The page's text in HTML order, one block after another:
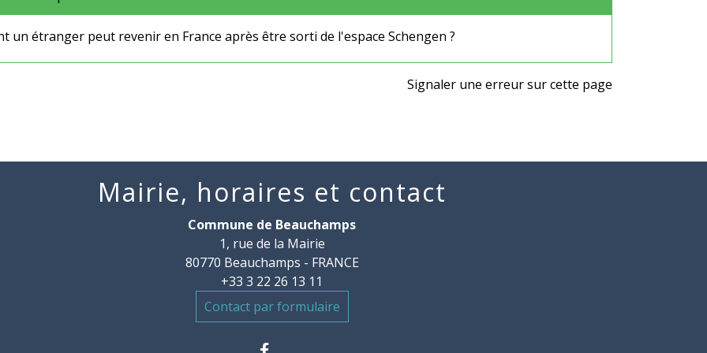
un étranger peut revenir en France après être sorti de l'espace Schengen ?
Signaler une erreur sur cette page
Mairie, horaires et contact
Commune de Beauchamps
1, rue de la Mairie
80770 Beauchamps - FRANCE
+33 3 22 26 13 11
Contact par formulaire